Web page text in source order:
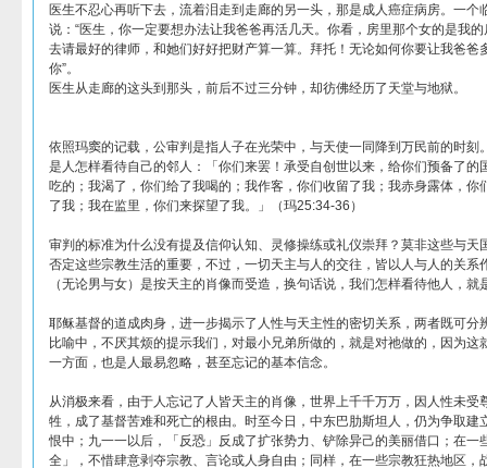
医生不忍心再听下去，流着泪走到走廊的另一头，那是成人癌症病房。一个
说：“医生，你一定要想办法让我爸爸再活几天。你看，房里那个女的是我
去请最好的律师，和她们好好把财产算一算。拜托！无论如何你要让我爸爸
你”。
医生从走廊的这头到那头，前后不过三分钟，却彷佛经历了天堂与地狱。
依照玛窦的记载，公审判是指人子在光荣中，与天使一同降到万民前的时刻
是人怎样看待自己的邻人：「你们来罢！承受自创世以来，给你们预备了的
吃的；我渴了，你们给了我喝的；我作客，你们收留了我；我赤身露体，你
了我；我在监里，你们来探望了我。」（玛25:34-36）
审判的标准为什么没有提及信仰认知、灵修操练或礼仪崇拜？莫非这些与天
否定这些宗教生活的重要，不过，一切天主与人的交往，皆以人与人的关系
（无论男与女）是按天主的肖像而受造，换句话说，我们怎样看待他人，就
耶稣基督的道成肉身，进一步揭示了人性与天主性的密切关系，两者既可分
比喻中，不厌其烦的提示我们，对最小兄弟所做的，就是对祂做的，因为这
一方面，也是人最易忽略，甚至忘记的基本信念。
从消极来看，由于人忘记了人皆天主的肖像，世界上千千万万，因人性未受
牲，成了基督苦难和死亡的根由。时至今日，中东巴肋斯坦人，仍为争取建
恨中；九一一以后，「反恐」反成了扩张势力、铲除异己的美丽借口；在一
全」，不惜肆意剥夺宗教、言论或人身自由；同样，在一些宗教狂热地区，